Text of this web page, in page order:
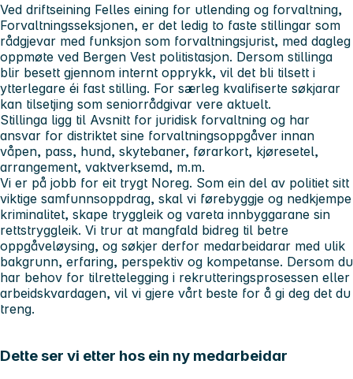
Ved driftseining Felles eining for utlending og forvaltning,
Forvaltningsseksjonen, er det ledig to faste stillingar som
rådgjevar med funksjon som forvaltningsjurist, med dagleg
oppmøte ved Bergen Vest politistasjon. Dersom stillinga
blir besett gjennom internt opprykk, vil det bli tilsett i
ytterlegare éi fast stilling. For særleg kvalifiserte søkjarar
kan tilsetjing som seniorrådgivar vere aktuelt.
Stillinga ligg til Avsnitt for juridisk forvaltning og har
ansvar for distriktet sine forvaltningsoppgåver innan
våpen, pass, hund, skytebaner, førarkort, kjøresetel,
arrangement, vaktverksemd, m.m.
Vi er på jobb for eit trygt Noreg. Som ein del av politiet sitt
viktige samfunnsoppdrag, skal vi førebyggje og nedkjempe
kriminalitet, skape tryggleik og vareta innbyggarane sin
rettstryggleik. Vi trur at mangfald bidreg til betre
oppgåveløysing, og søkjer derfor medarbeidarar med ulik
bakgrunn, erfaring, perspektiv og kompetanse. Dersom du
har behov for tilrettelegging i rekrutteringsprosessen eller
arbeidskvardagen, vil vi gjere vårt beste for å gi deg det du
treng.
Dette ser vi etter hos ein ny medarbeidar